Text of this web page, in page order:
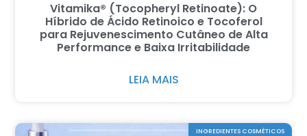
Vitamika® (Tocopheryl Retinoate): O
Híbrido de Ácido Retinoico e Tocoferol
para Rejuvenescimento Cutâneo de Alta
Performance e Baixa Irritabilidade
LEIA MAIS
INGREDIENTES COSMÉTICOS